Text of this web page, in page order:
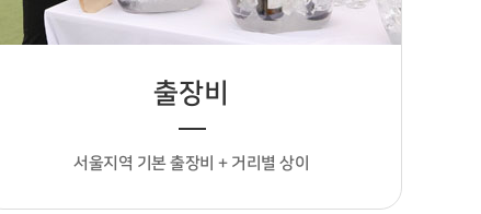
출장비
서울지역 기본 출장비 + 거리별 상이